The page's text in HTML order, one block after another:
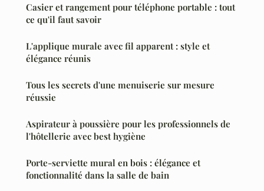
Casier et rangement pour téléphone portable : tout
ce qu'il faut savoir
L'applique murale avec fil apparent : style et
élégance réunis
Tous les secrets d'une menuiserie sur mesure
réussie
Aspirateur à poussière pour les professionnels de
l'hôtellerie avec best hygiène
Porte-serviette mural en bois : élégance et
fonctionnalité dans la salle de bain